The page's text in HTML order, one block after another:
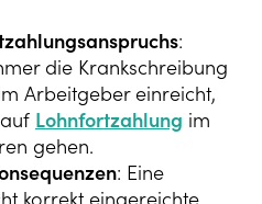
:
die Krankschreibung
Arbeitgeber einreicht,
Lohnfortzahlung im
gehen.
: Eine
korrekt eingereichte